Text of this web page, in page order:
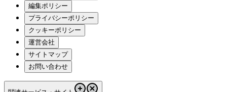
編集ポリシー
プライバシーポリシー
クッキーポリシー
運営会社
サイトマップ
お問い合わせ